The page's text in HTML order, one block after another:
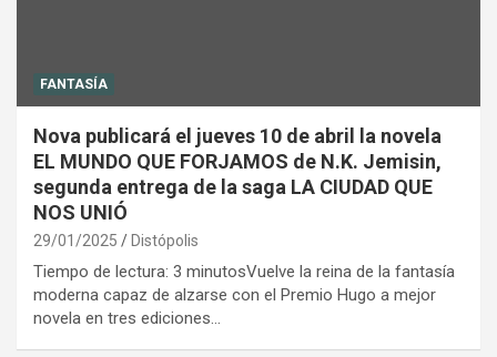
FANTASÍA
Nova publicará el jueves 10 de abril la novela
EL MUNDO QUE FORJAMOS de N.K. Jemisin,
segunda entrega de la saga LA CIUDAD QUE
NOS UNIÓ
29/01/2025 Distópolis
Tiempo de lectura: 3 minutosVuelve la reina de la fantasía
moderna capaz de alzarse con el Premio Hugo a mejor
novela en tres ediciones…